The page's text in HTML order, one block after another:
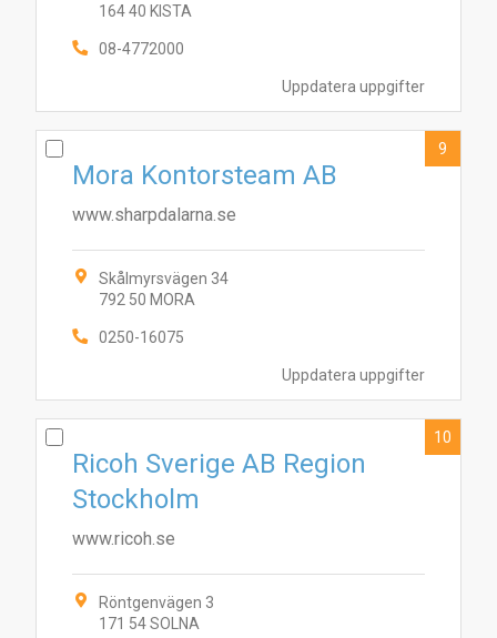
Uppdatera uppgifter
164 40 KISTA
08-4772000
Uppdatera uppgifter
Mora Kontorsteam AB
www.sharpdalarna.se
Skålmyrsvägen 34
792 50 MORA
0250-16075
9
Ricoh Sverige AB Region
Stockholm
www.ricoh.se
Röntgenvägen 3
171 54 SOLNA
10